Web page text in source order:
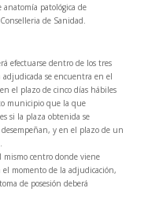
anatomía patológica de
de Sanidad.
efectuarse dentro de los tres
adjudicada se encuentra en el
el plazo de cinco días hábiles
municipio que la que
si la plaza obtenida se
y en el plazo de un
centro donde viene
el momento de la adjudicación,
de posesión deberá